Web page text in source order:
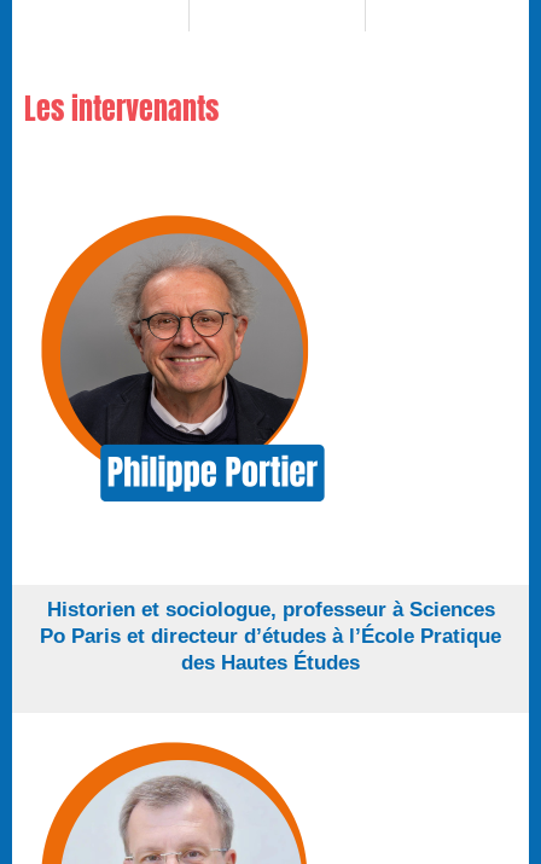
Les intervenants
Historien et sociologue, professeur à Sciences
Po Paris et directeur d’études à l’École Pratique
des Hautes Études